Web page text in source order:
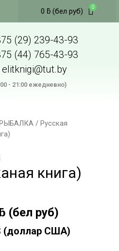
0 ƃ(бел руб)
(29) 239-43-93
(44) 765-43-93
elitknigi@tut.by
- 21:00 ежедневно)
/ Русская
книга)
(бел руб)
(доллар США)